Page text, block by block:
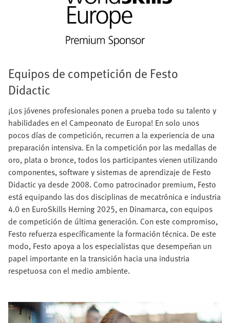
Equipos de competición de Festo
Didactic
¡Los jóvenes profesionales ponen a prueba todo su talento y
habilidades en el Campeonato de Europa! En solo unos
pocos días de competición, recurren a la experiencia de una
preparación intensiva. En la competición por las medallas de
oro, plata o bronce, todos los participantes vienen utilizando
componentes, software y sistemas de aprendizaje de Festo
Didactic ya desde 2008. Como patrocinador premium, Festo
está equipando las dos disciplinas de mecatrónica e industria
4.0 en EuroSkills Herning 2025, en Dinamarca, con equipos
de competición de última generación. Con este compromiso,
Festo refuerza específicamente la formación técnica. De este
modo, Festo apoya a los especialistas que desempeñan un
papel importante en la transición hacia una industria
respetuosa con el medio ambiente.